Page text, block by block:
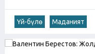
Үй-бүлө Маданият